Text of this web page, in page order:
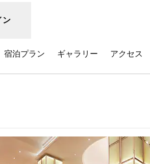
ン
宿泊プラン ギャラリー アクセス